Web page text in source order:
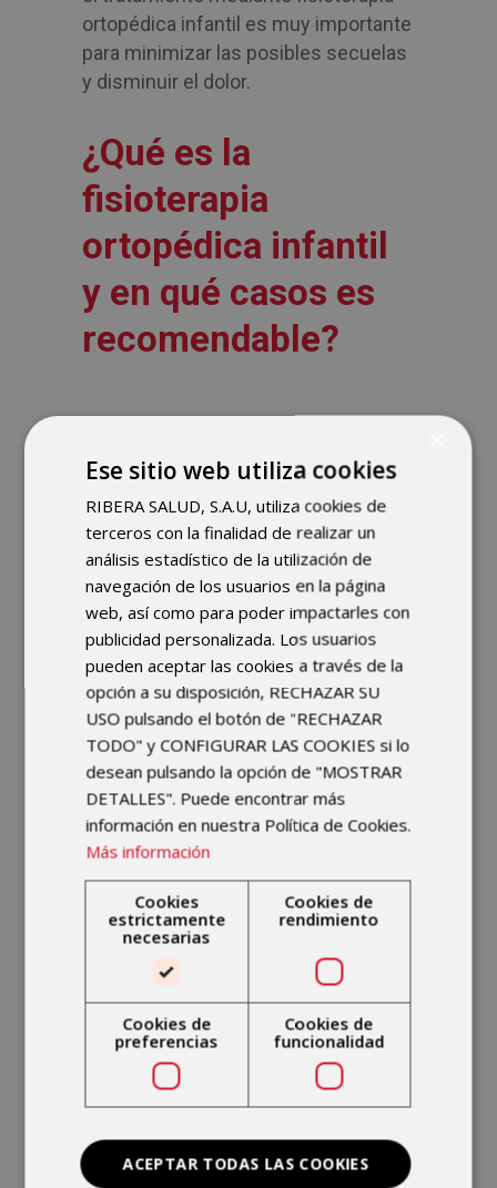
ortopédica infantil es muy importante
para minimizar las posibles secuelas
y disminuir el dolor.
¿Qué es la
fisioterapia
ortopédica infantil
y en qué casos es
recomendable?
un campo especializado de la
fisioterapia que se centra en el
tratamiento de trastornos
musculoesqueléticos en niños y
adolescentes. Esta terapia es
recomendable para casos como:
Deformidades congénitas (por
ejemplo, pie equinovaro o displasia de
cadera).
Trastornos del crecimiento y del
desarrollo motor, como el retardo
motor.
Problemas posquirúrgicos
ortopédicos para recuperar la
movilidad y disminuir el dolor.
Lesiones deportivas específicas en
niños y adolescentes.
Patologías neuromusculares como
Ese sitio web utiliza cookies
RIBERA SALUD, S.A.U, utiliza cookies de
terceros con la finalidad de realizar un
análisis estadístico de la utilización de
navegación de los usuarios en la página
web, así como para poder impactarles con
publicidad personalizada. Los usuarios
pueden aceptar las cookies a través de la
opción a su disposición, RECHAZAR SU
USO pulsando el botón de "RECHAZAR
TODO" y CONFIGURAR LAS COOKIES si lo
desean pulsando la opción de "MOSTRAR
DETALLES". Puede encontrar más
información en nuestra Política de Cookies.
Más información
Cookies
estrictamente
necesarias
Cookies de
rendimiento
Cookies de
preferencias
Cookies de
funcionalidad
ACEPTAR TODAS LAS COOKIES